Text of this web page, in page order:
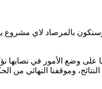
بالمرصاد لاي مشروع
على وضع الأمور في
وموقفنا النهائي من